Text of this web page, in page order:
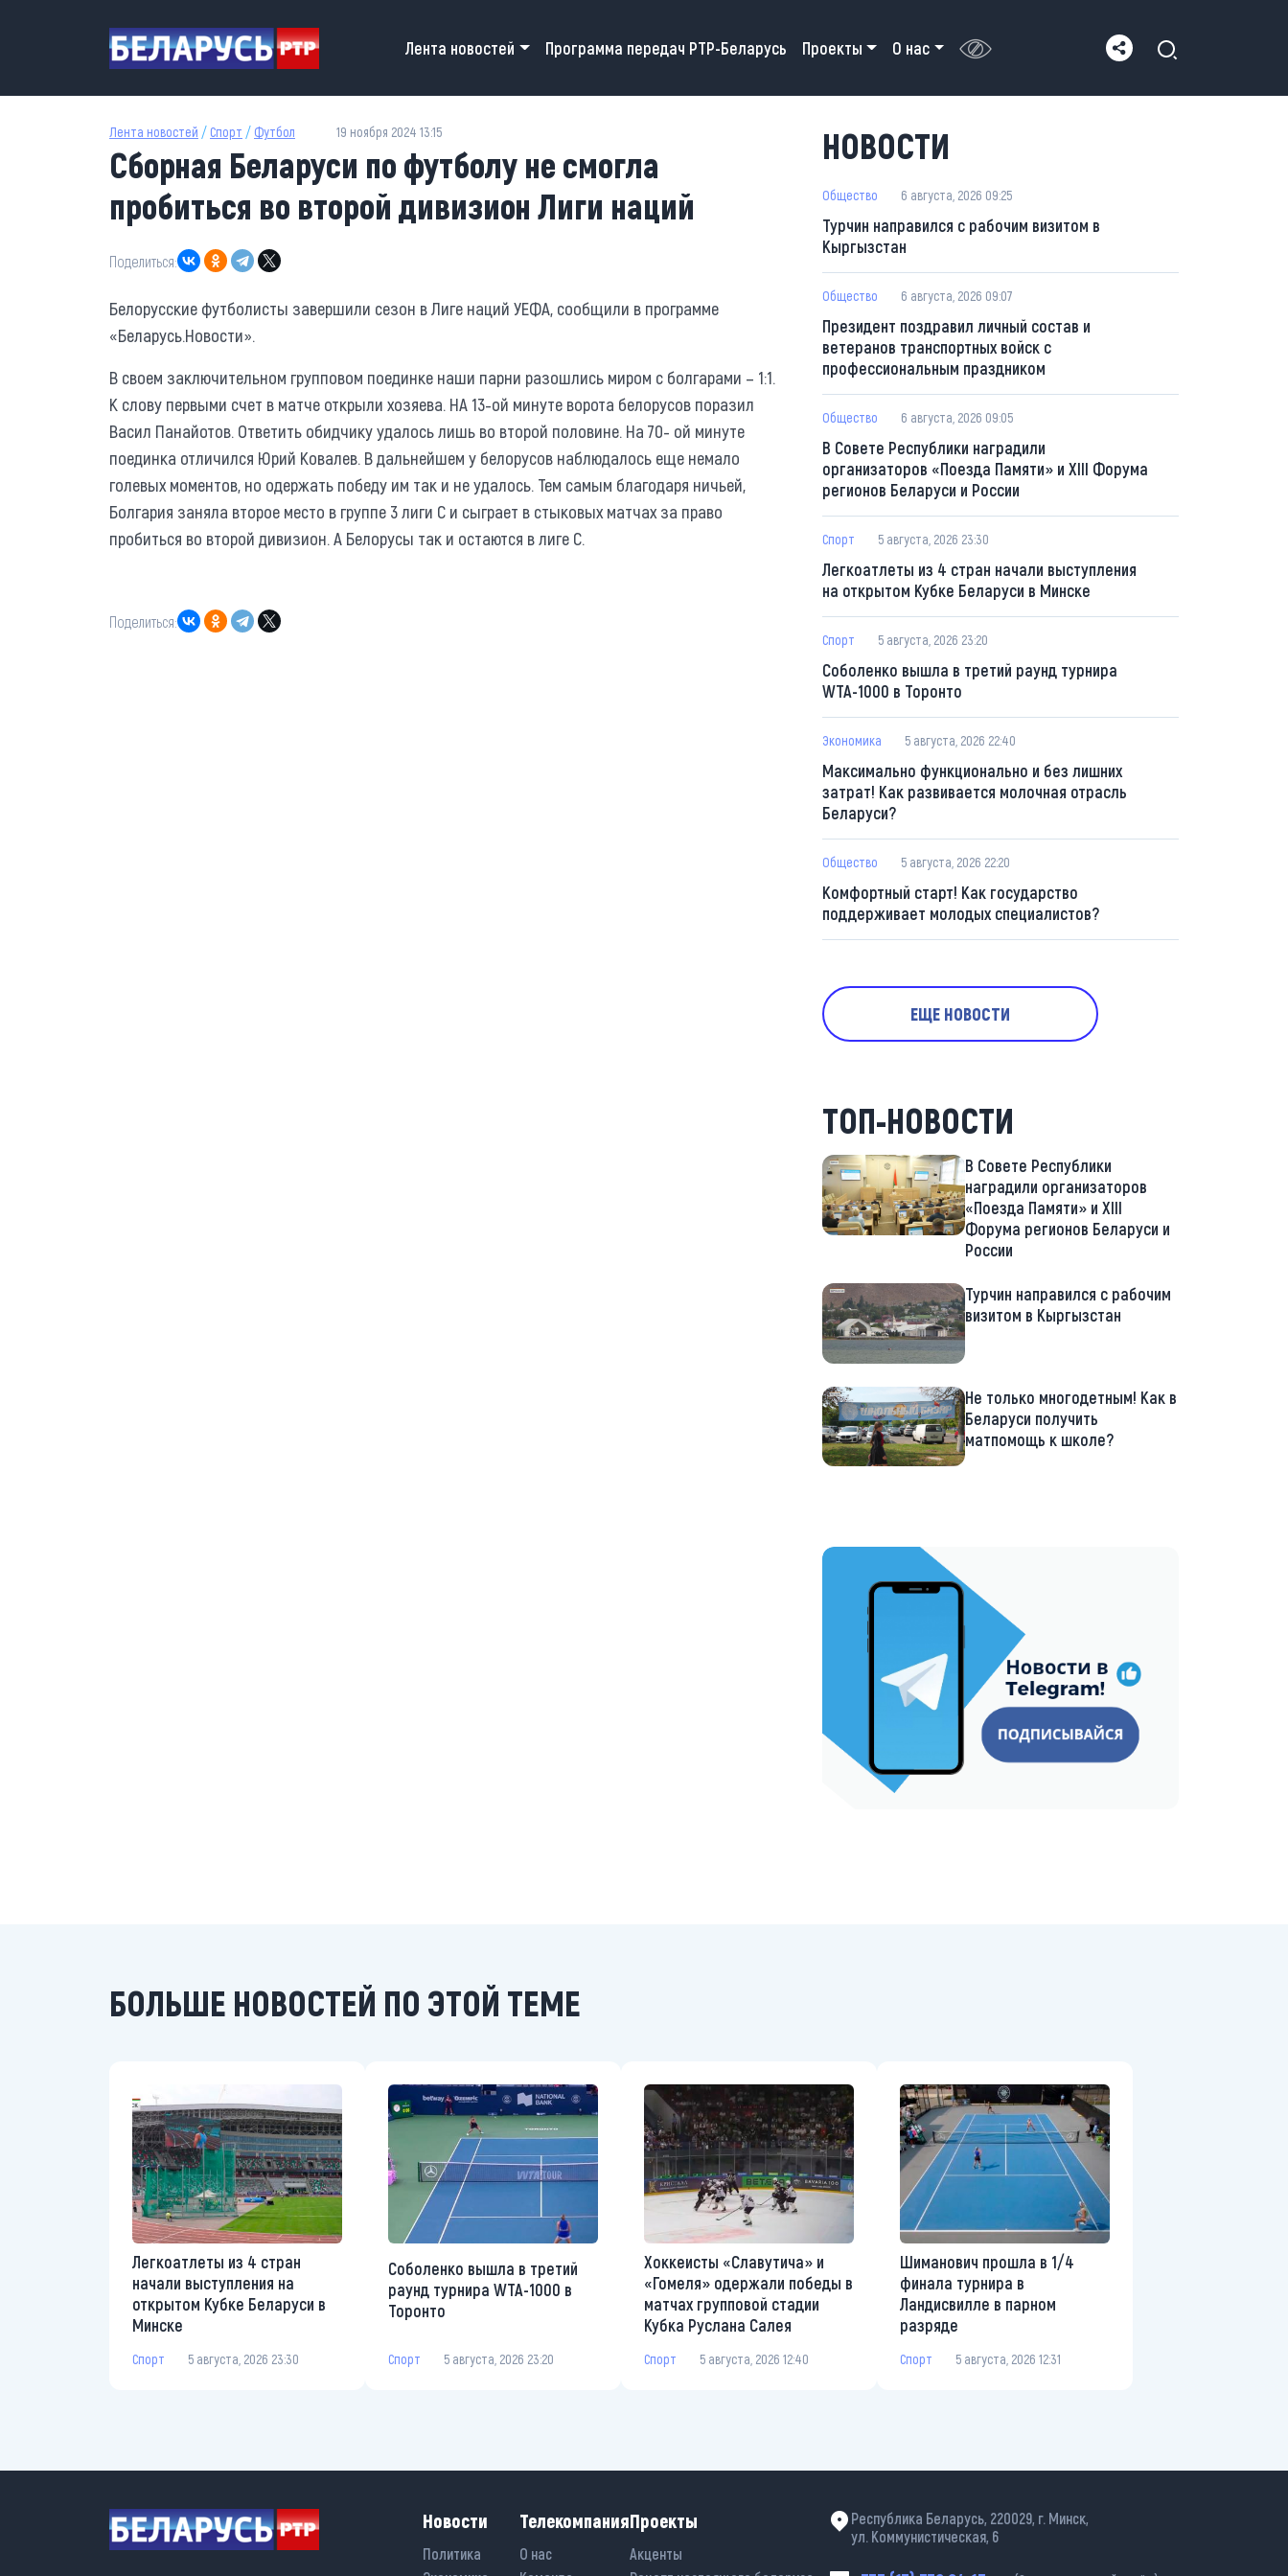
Main navigation
Лента новостей Программа передач РТР-Беларусь Проекты О нас
Лента новостей / Спорт / Футбол 19 ноября 2024 13:15
Сборная Беларуси по футболу не смогла
пробиться во второй дивизион Лиги наций
Поделиться:
Белорусские футболисты завершили сезон в Лиге наций УЕФА, сообщили в программе
«Беларусь.Новости».
В своем заключительном групповом поединке наши парни разошлись миром с болгарами – 1:1.
К слову первыми счет в матче открыли хозяева. НА 13-ой минуте ворота белорусов поразил
Васил Панайотов. Ответить обидчику удалось лишь во второй половине. На 70- ой минуте
поединка отличился Юрий Ковалев. В дальнейшем у белорусов наблюдалось еще немало
голевых моментов, но одержать победу им так и не удалось. Тем самым благодаря ничьей,
Болгария заняла второе место в группе 3 лиги С и сыграет в стыковых матчах за право
пробиться во второй дивизион. А Белорусы так и остаются в лиге С.
Поделиться:
НОВОСТИ
Общество 6 августа, 2026 09:25
Турчин направился с рабочим визитом в
Кыргызстан
Общество 6 августа, 2026 09:07
Президент поздравил личный состав и
ветеранов транспортных войск с
профессиональным праздником
Общество 6 августа, 2026 09:05
В Совете Республики наградили
организаторов «Поезда Памяти» и XIII Форума
регионов Беларуси и России
Спорт 5 августа, 2026 23:30
Легкоатлеты из 4 стран начали выступления
на открытом Кубке Беларуси в Минске
Спорт 5 августа, 2026 23:20
Соболенко вышла в третий раунд турнира
WTA-1000 в Торонто
Экономика 5 августа, 2026 22:40
Максимально функционально и без лишних
затрат! Как развивается молочная отрасль
Беларуси?
Общество 5 августа, 2026 22:20
Комфортный старт! Как государство
поддерживает молодых специалистов?
ЕЩЕ НОВОСТИ
ТОП-НОВОСТИ
В Совете Республики
наградили организаторов
«Поезда Памяти» и XIII
Форума регионов Беларуси и
России
Турчин направился с рабочим
визитом в Кыргызстан
Не только многодетным! Как в
Беларуси получить
матпомощь к школе?
https://t.me/minskctvby
БОЛЬШЕ НОВОСТЕЙ ПО ЭТОЙ ТЕМЕ
Легкоатлеты из 4 стран
начали выступления на
открытом Кубке Беларуси в
Минске
Спорт 5 августа, 2026 23:30
Соболенко вышла в третий
раунд турнира WTA-1000 в
Торонто
Спорт 5 августа, 2026 23:20
Хоккеисты «Славутича» и
«Гомеля» одержали победы в
матчах групповой стадии
Кубка Руслана Салея
Спорт 5 августа, 2026 12:40
Шиманович прошла в 1/4
финала турнира в
Ландисвилле в парном
разряде
Спорт 5 августа, 2026 12:31
Новости
Политика
Телекомпания
О нас
Проекты
Акценты
Республика Беларусь, 220029, г. Минск,
ул. Коммунистическая, 6